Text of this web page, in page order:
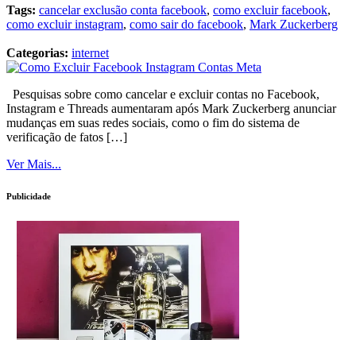
Tags: cancelar exclusão conta facebook, como excluir facebook,
como excluir instagram, como sair do facebook, Mark Zuckerberg
Categorias: internet
Pesquisas sobre como cancelar e excluir contas no Facebook,
Instagram e Threads aumentaram após Mark Zuckerberg anunciar
mudanças em suas redes sociais, como o fim do sistema de
verificação de fatos […]
Ver Mais...
Publicidade